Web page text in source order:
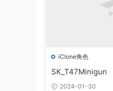
iClone角色
SK_T47Minigun
2024-01-30